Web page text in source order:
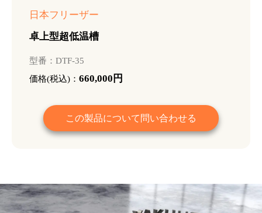
日本フリーザー
卓上型超低温槽
型番：DTF-35
価格(税込)： 660,000円